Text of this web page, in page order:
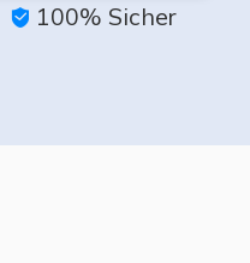
 100% Sicher